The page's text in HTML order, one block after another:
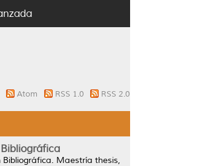
Atom RSS 1.0 RSS 2.0
Maestría thesis,